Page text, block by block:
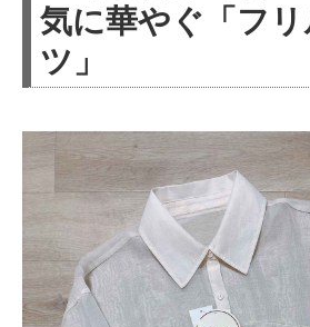
気に華やぐ「フリ
ツ」